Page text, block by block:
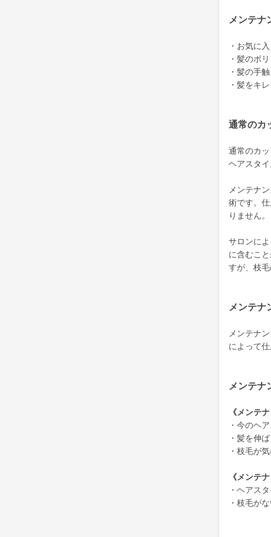
メンテナ
・お気に
・髪のボ
・髪の手
・髪をキ
通常のカ
通常のカ
ヘアスタ
メンテナ
術です。
りません。
サロンに
に含むこ
すが、枝
メンテナ
メンテナ
によって
メンテナ
《メンテ
・今のヘ
・髪を伸
・枝毛が
《メンテ
・ヘアス
・枝毛が